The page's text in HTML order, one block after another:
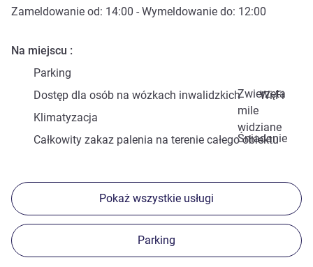
Zameldowanie od: 14:00 - Wymeldowanie do: 12:00
Na miejscu
Parking
Zwierzęta
mile
widziane
Dostęp dla osób na wózkach inwalidzkich
Wi-Fi
Klimatyzacja
Śniadanie
Całkowity zakaz palenia na terenie całego obiektu
Pokaż wszystkie usługi
Parking